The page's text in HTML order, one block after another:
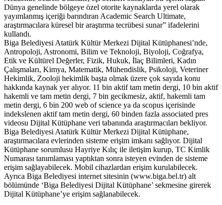
Dünya genelinde bölgeye özel otorite kaynaklarda yerel olarak
yayımlanmış içeriği barındıran Academic Search Ultimate,
araştırmacılara küresel bir araştırma tecrübesi sunar” ifadelerini
kullandı.
Biga Belediyesi Atatürk Kültür Merkezi Dijital Kütüphanesi’nde,
Antropoloji, Astronomi, Bilim ve Teknoloji, Biyoloji, Coğrafya,
Etik ve Kültürel Değerler, Fizik, Hukuk, İlaç Bilimleri, Kadın
Çalışmaları, Kimya, Matematik, Mühendislik, Psikoloji, Veteriner
Hekimlik, Zooloji hekimlik başta olmak üzere çok sayıda konu
hakkında kaynak yer alıyor. 11 bin aktif tam metin dergi, 10 bin aktif
hakemli ve tam metin dergi, 7 bin gecikmesiz, aktif, hakemli tam
metin dergi, 6 bin 200 web of science ya da scopus içerisinde
indekslenen aktif tam metin dergi, 60 binden fazla associated pres
videosu Dijital Kütüphane veri tabanında araştırmacıları bekliyor.
Biga Belediyesi Atatürk Kültür Merkezi Dijital Kütüphane,
araştırmacılara evlerinden sisteme erişim imkanı sağlıyor. Dijital
Kütüphane sorumlusu Hayriye Kılıç ile iletişim kurup, TC Kimlik
Numarası tanımlaması yaptıktan sonra isteyen evinden de sisteme
erişim sağlayabilecek. Mobil cihazlardan erişim kurulabilecek.
Ayrıca Biga Belediyesi internet sitesinin (www.biga.bel.tr) alt
bölümünde ‘Biga Belediyesi Dijital Kütüphane’ sekmesine girerek
Dijital Kütüphane’ye erişim sağlanabilecek.